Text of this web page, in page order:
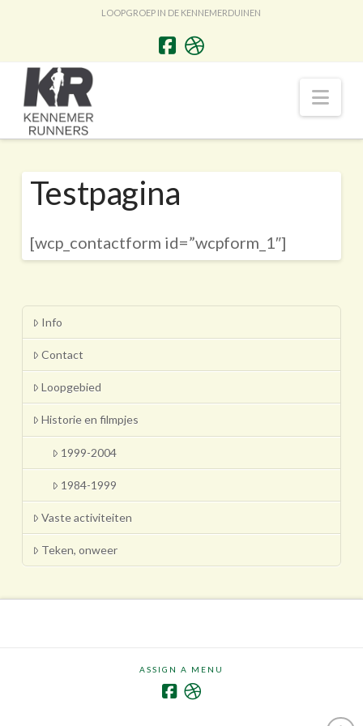
LOOPGROEP IN DE KENNEMERDUINEN
Testpagina
[wcp_contactform id=”wcpform_1″]
Info
Contact
Loopgebied
Historie en filmpjes
1999-2004
1984-1999
Vaste activiteiten
Teken, onweer
ASSIGN A MENU